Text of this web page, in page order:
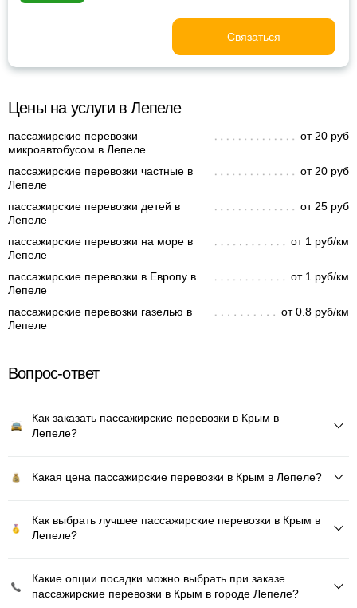
Связаться
Цены на услуги в Лепеле
пассажирские перевозки
микроавтобусом в Лепеле
от 20 руб
пассажирские перевозки частные в
Лепеле
от 20 руб
пассажирские перевозки детей в
Лепеле
от 25 руб
пассажирские перевозки на море в
Лепеле
от 1 руб/км
пассажирские перевозки в Европу в
Лепеле
от 1 руб/км
пассажирские перевозки газелью в
Лепеле
от 0.8 руб/км
Вопрос-ответ
Как заказать пассажирские перевозки в Крым в
Лепеле?
Какая цена пассажирские перевозки в Крым в Лепеле?
Как выбрать лучшее пассажирские перевозки в Крым в
Лепеле?
Какие опции посадки можно выбрать при заказе
пассажирские перевозки в Крым в городе Лепеле?